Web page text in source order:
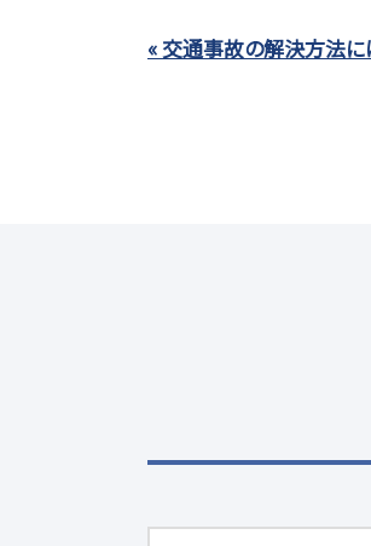
« 交通事故の解決方法